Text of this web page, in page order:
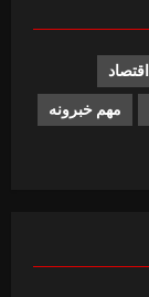
اقتصاد
مهم خبرونه